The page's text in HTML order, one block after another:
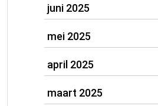
juni 2025
mei 2025
april 2025
maart 2025